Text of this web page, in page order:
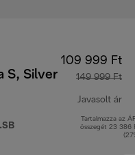
S, Silver
109 999 Ft
149 999 Ft
Javasolt ár
Tartalmazza az
összegét 23 386